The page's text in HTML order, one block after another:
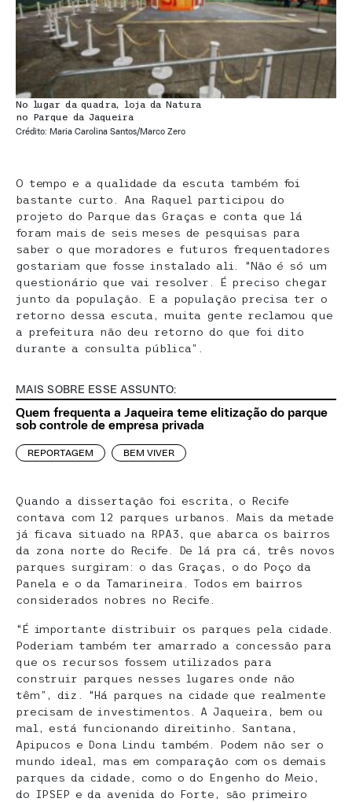
No lugar da quadra, loja da Natura
no Parque da Jaqueira
Crédito: Maria Carolina Santos/Marco Zero
O tempo e a qualidade da escuta também foi
bastante curto. Ana Raquel participou do
projeto do Parque das Graças e conta que lá
foram mais de seis meses de pesquisas para
saber o que moradores e futuros frequentadores
gostariam que fosse instalado ali. “Não é só um
questionário que vai resolver. É preciso chegar
junto da população. E a população precisa ter o
retorno dessa escuta, muita gente reclamou que
a prefeitura não deu retorno do que foi dito
durante a consulta pública”.
MAIS SOBRE ESSE ASSUNTO:
Quem frequenta a Jaqueira teme elitização do parque
sob controle de empresa privada
REPORTAGEM BEM VIVER
Quando a dissertação foi escrita, o Recife
contava com 12 parques urbanos. Mais da metade
já ficava situado na RPA3, que abarca os bairros
da zona norte do Recife. De lá pra cá, três novos
parques surgiram: o das Graças, o do Poço da
Panela e o da Tamarineira. Todos em bairros
considerados nobres no Recife.
“É importante distribuir os parques pela cidade.
Poderiam também ter amarrado a concessão para
que os recursos fossem utilizados para
construir parques nesses lugares onde não
têm”, diz. “Há parques na cidade que realmente
precisam de investimentos. A Jaqueira, bem ou
mal, está funcionando direitinho. Santana,
Apipucos e Dona Lindu também. Podem não ser o
mundo ideal, mas em comparação com os demais
parques da cidade, como o do Engenho do Meio,
do IPSEP e da avenida do Forte, são primeiro